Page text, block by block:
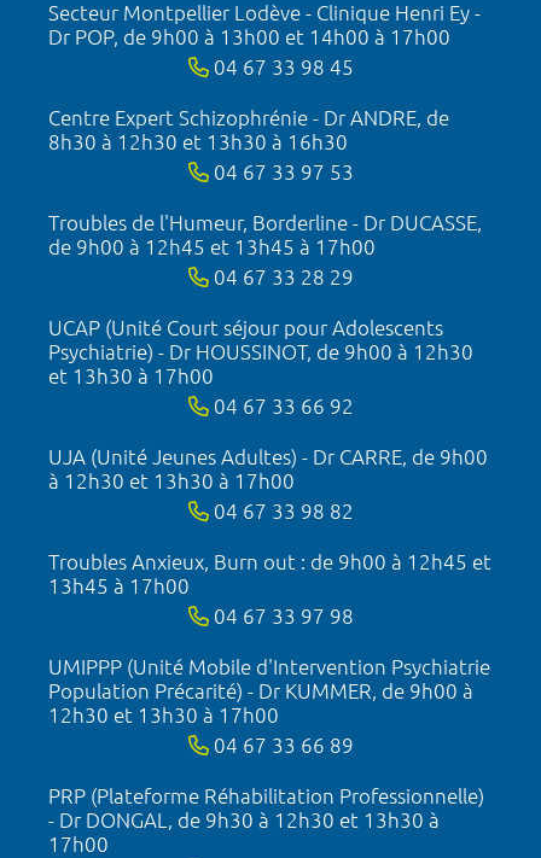
Secteur Montpellier Lodève - Clinique Henri Ey -
Dr POP, de 9h00 à 13h00 et 14h00 à 17h00
04 67 33 98 45
Centre Expert Schizophrénie - Dr ANDRE, de
8h30 à 12h30 et 13h30 à 16h30
04 67 33 97 53
Troubles de l'Humeur, Borderline - Dr DUCASSE,
de 9h00 à 12h45 et 13h45 à 17h00
04 67 33 28 29
UCAP (Unité Court séjour pour Adolescents
Psychiatrie) - Dr HOUSSINOT, de 9h00 à 12h30
et 13h30 à 17h00
04 67 33 66 92
UJA (Unité Jeunes Adultes) - Dr CARRE, de 9h00
à 12h30 et 13h30 à 17h00
04 67 33 98 82
Troubles Anxieux, Burn out : de 9h00 à 12h45 et
13h45 à 17h00
04 67 33 97 98
UMIPPP (Unité Mobile d'Intervention Psychiatrie
Population Précarité) - Dr KUMMER, de 9h00 à
12h30 et 13h30 à 17h00
04 67 33 66 89
PRP (Plateforme Réhabilitation Professionnelle)
- Dr DONGAL, de 9h30 à 12h30 et 13h30 à
17h00